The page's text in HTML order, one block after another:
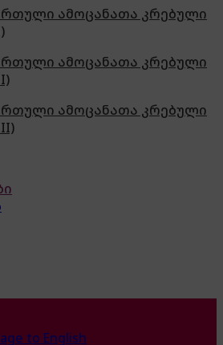
ამოცანათა კრებული
ამოცანათა კრებული
ამოცანათა კრებული